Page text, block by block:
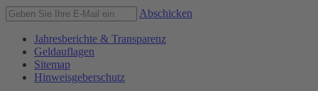
Abschicken
Jahresberichte & Transparenz
Geldauflagen
Sitemap
Hinweisgeberschutz